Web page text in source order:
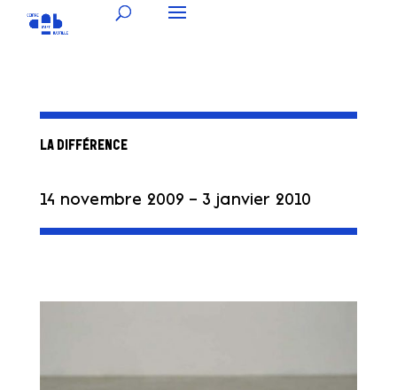
LA DIFFÉRENCE
14 novembre 2009 – 3 janvier 2010